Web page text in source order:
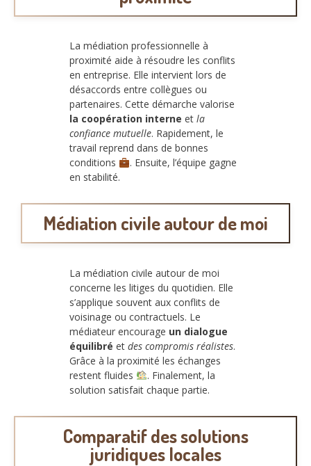
La médiation professionnelle à
proximité aide à résoudre les conflits
en entreprise. Elle intervient lors de
désaccords entre collègues ou
partenaires. Cette démarche valorise
la coopération interne et la
confiance mutuelle. Rapidement, le
travail reprend dans de bonnes
conditions
. Ensuite, l’équipe gagne
en stabilité.
Médiation civile autour de moi
La médiation civile autour de moi
concerne les litiges du quotidien. Elle
s’applique souvent aux conflits de
voisinage ou contractuels. Le
médiateur encourage un dialogue
équilibré et des compromis réalistes.
Grâce à la proximité les échanges
restent fluides
. Finalement, la
solution satisfait chaque partie.
Comparatif des solutions
juridiques locales